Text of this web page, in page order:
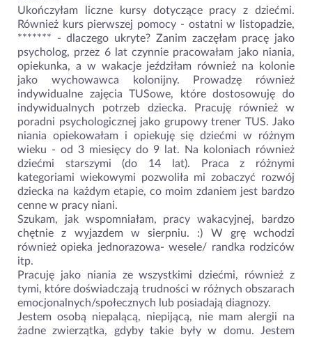
Ukończyłam liczne kursy dotyczące pracy z dziećmi.
Również kurs pierwszej pomocy - ostatni w listopadzie,
******* - dlaczego ukryte? Zanim zaczęłam pracę jako
psycholog, przez 6 lat czynnie pracowałam jako niania,
opiekunka, a w wakacje jeździłam również na kolonie
jako wychowawca kolonijny. Prowadzę również
indywidualne zajęcia TUSowe, które dostosowuję do
indywidualnych potrzeb dziecka. Pracuję również w
poradni psychologicznej jako grupowy trener TUS. Jako
niania opiekowałam i opiekuję się dziećmi w różnym
wieku - od 3 miesięcy do 9 lat. Na koloniach również
dziećmi starszymi (do 14 lat). Praca z różnymi
kategoriami wiekowymi pozwoliła mi zobaczyć rozwój
dziecka na każdym etapie, co moim zdaniem jest bardzo
cenne w pracy niani.
Szukam, jak wspomniałam, pracy wakacyjnej, bardzo
chętnie z wyjazdem w sierpniu. :) W grę wchodzi
również opieka jednorazowa- wesele/ randka rodziców
itp.
Pracuję jako niania ze wszystkimi dziećmi, również z
tymi, które doświadczają trudności w różnych obszarach
emocjonalnych/społecznych lub posiadają diagnozy.
Jestem osobą niepalącą, niepijącą, nie mam alergii na
żadne zwierzątka, gdyby takie były w domu. Jestem